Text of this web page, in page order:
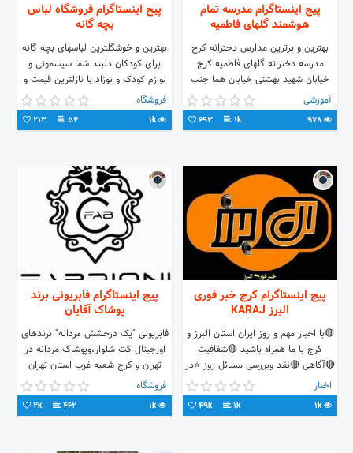
پیج اینستاگرام مدرسه تمام
هوشمند گلهای فاطمیه
بهترین و برترین مدارس دخترانه کرج
مدرسه دخترانه گلهای فاطمیه کرج
خیابان شهید بهشتی خیابان هما جنب
حوزه فاطمیه تلفن 02632404101
آموزشی
1k
693
پیج اینستاگرام فروشگاه لباس
بچه گانه
بهترین و خوشگلترین لباسهای بچه گانه
برای کودکان دلبند شما سیسمونی و
لوازم کودک و نوزاد با نازلترین قیمت و
بهترین کیفیت محصولات ترکیه و اروپا
همه در یکجا در فروشگاه لباس بچگانه
آدرس: کرج، مارلیک، میدان گلها،
09126768322
فروشگاه
1k
54
213
پیج اینستاگرام کرج خبر فوری
البرز KARAJ
🔴با اخبار مهم و روز ایران استان البرز و
کرج با ما همراه باشید 🔴شفافیت
🔴آگاهی 🔴نقد وبررسی مسائل روز ⭐در
تلگرام نیز همراهمان باشید
اخبار
1k
1k
49k
پیج اینستاگرام فابریونی برند
پوشاک آقایان
فابریونی "یک درخشش مردانه" برندهای
اورجینال کت شلوار،وپوشاک مردانه در
تهران و کرج شعبه غرب استان تهران
تهران، شهر قدس، ابتدای خ طالقانی
پ24 Www.fabrioni.com 📞
09123961959 📞09383961959
فروشگاه
1k
462
2k